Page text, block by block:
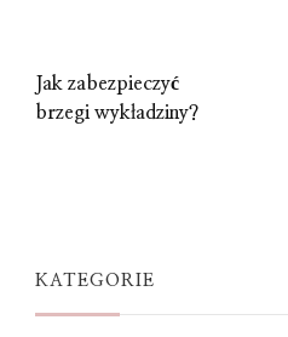
Jak zabezpieczyć
brzegi wykładziny?
KATEGORIE